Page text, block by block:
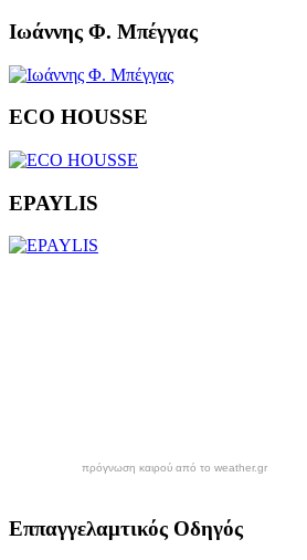
Ιωάννης Φ. Μπέγγας
ECO HOUSSE
EPAYLIS
πρόγνωση καιρού από το weather.gr
Εππαγγελαμτικός Οδηγός